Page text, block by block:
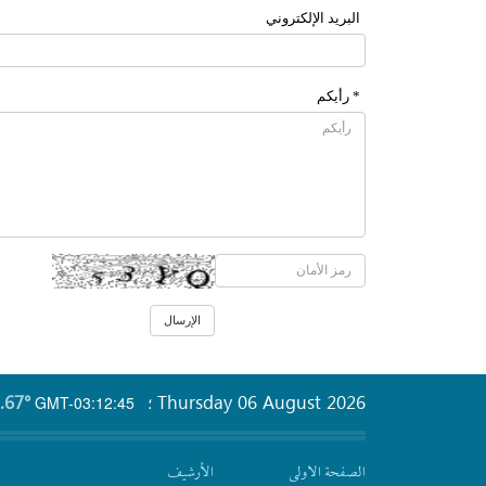
البرید الإلکتروني
* رأیکم
GMT-03:12:45 Thursday 06 August 2026 ؛
الصفحة الاولى الأرشیف